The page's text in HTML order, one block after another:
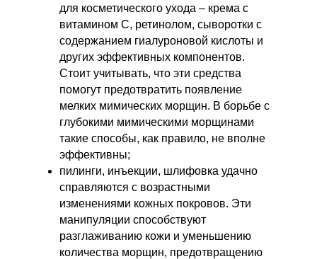
для косметического ухода – крема с
витамином С, ретинолом, сыворотки с
содержанием гиалуроновой кислоты и
других эффективных компонентов.
Стоит учитывать, что эти средства
помогут предотвратить появление
мелких мимических морщин. В борьбе с
глубокими мимическими морщинами
такие способы, как правило, не вполне
эффективны;
пилинги, инъекции, шлифовка удачно
справляются с возрастными
изменениями кожных покровов. Эти
манипуляции способствуют
разглаживанию кожи и уменьшению
количества морщин, предотвращению